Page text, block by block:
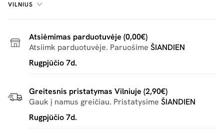
VILNIUS
Atsiėmimas parduotuvėje (0,00€)
Atsiimk parduotuvėje. Paruošime ŠIANDIEN
Rugpjūčio 7d.
Greitesnis pristatymas Vilniuje (2,90€)
Gauk į namus greičiau. Pristatysime ŠIANDIEN
Rugpjūčio 7d.